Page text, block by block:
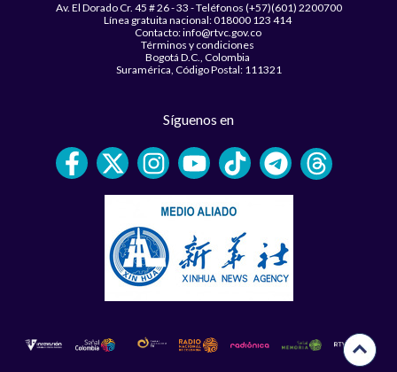
Av. El Dorado Cr. 45 # 26 - 33 - Teléfonos (+57)(601) 2200700
Línea gratuita nacional: 018000 123 414
Contacto: info@rtvc.gov.co
Términos y condiciones
Bogotá D.C., Colombia
Suramérica, Código Postal: 111321
Síguenos en